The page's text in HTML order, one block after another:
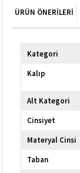
ÜRÜN ÖNERILERI
Kategori
Kalıp
Alt Kategori
Cinsiyet
Materyal Cinsi
Taban